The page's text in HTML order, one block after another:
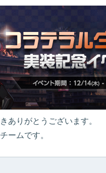
ありがとうございます。
ームです。